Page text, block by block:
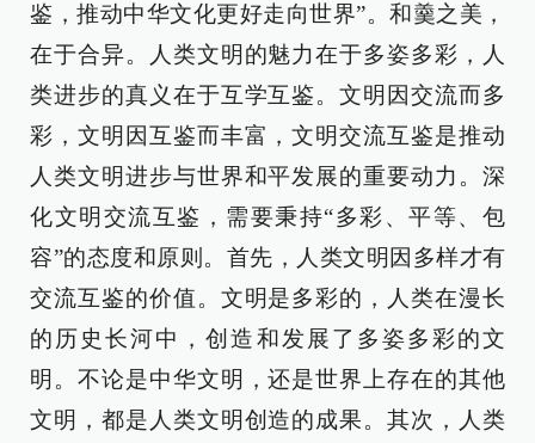
鉴，推动中华文化更好走向世界”。和羹之美，
在于合异。人类文明的魅力在于多姿多彩，人
类进步的真义在于互学互鉴。文明因交流而多
彩，文明因互鉴而丰富，文明交流互鉴是推动
人类文明进步与世界和平发展的重要动力。深
化文明交流互鉴，需要秉持“多彩、平等、包
容”的态度和原则。首先，人类文明因多样才有
交流互鉴的价值。文明是多彩的，人类在漫长
的历史长河中，创造和发展了多姿多彩的文
明。不论是中华文明，还是世界上存在的其他
文明，都是人类文明创造的成果。其次，人类